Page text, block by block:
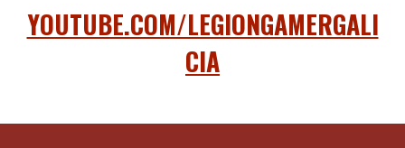
YOUTUBE.COM/LEGIONGAMERGALI
CIA